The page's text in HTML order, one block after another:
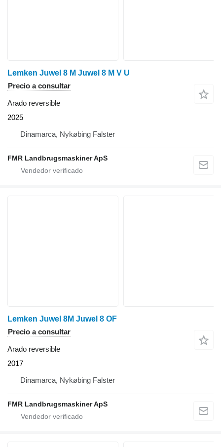
Lemken Juwel 8 M Juwel 8 M V U
Precio a consultar
Arado reversible
2025
Dinamarca, Nykøbing Falster
FMR Landbrugsmaskiner ApS
Lemken Juwel 8M Juwel 8 OF
Precio a consultar
Arado reversible
2017
Dinamarca, Nykøbing Falster
FMR Landbrugsmaskiner ApS